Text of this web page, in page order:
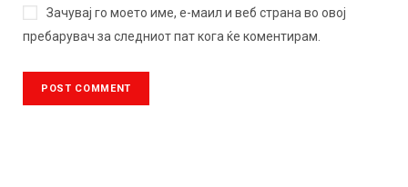
Зачувај го моето име, е-маил и веб страна во овој
пребарувач за следниот пат кога ќе коментирам.